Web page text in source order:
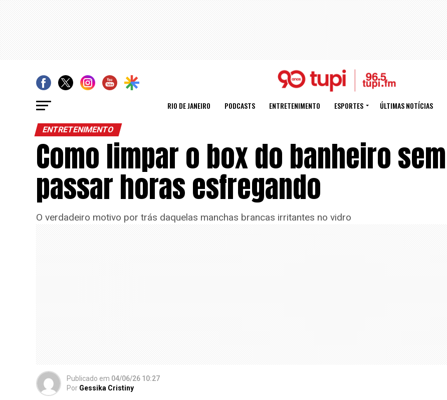
RIO DE JANEIRO PODCASTS ENTRETENIMENTO ESPORTES ÚLTIMAS NOTÍCIAS
ENTRETENIMENTO
Como limpar o box do banheiro sem
passar horas esfregando
O verdadeiro motivo por trás daquelas manchas brancas irritantes no vidro
Publicado em 04/06/26 10:27
Por Gessika Cristiny